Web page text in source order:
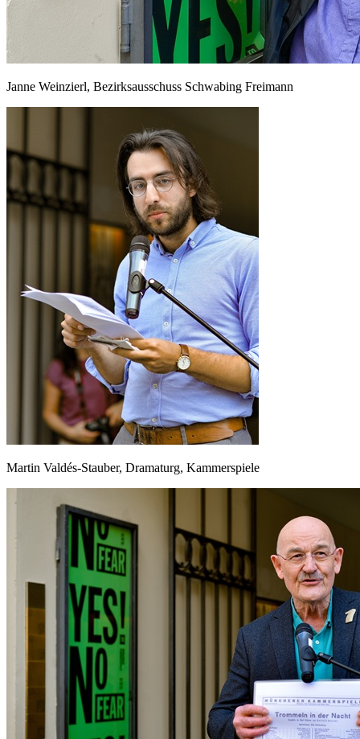
Janne Weinzierl, Bezirksausschuss Schwabing Freimann
Martin Valdés-Stauber, Dramaturg, Kammerspiele